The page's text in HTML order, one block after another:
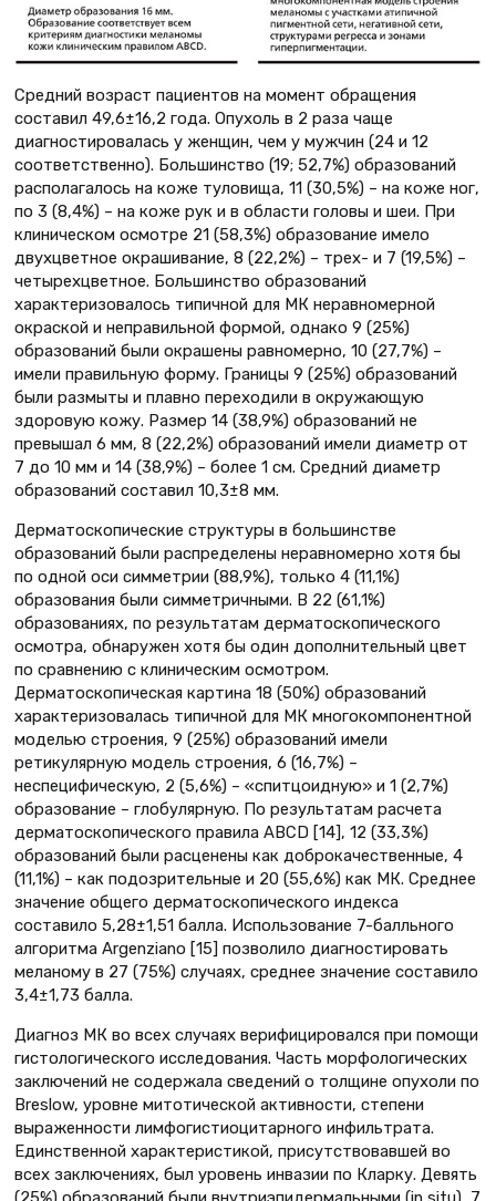
Средний возраст пациентов на момент обращения
составил 49,6±16,2 года. Опухоль в 2 раза чаще
диагностировалась у женщин, чем у мужчин (24 и 12
соответственно). Большинство (19; 52,7%) образований
располагалось на коже туловища, 11 (30,5%) – на коже ног,
по 3 (8,4%) – на коже рук и в области головы и шеи. При
клиническом осмотре 21 (58,3%) образование имело
двухцветное окрашивание, 8 (22,2%) – трех- и 7 (19,5%) –
четырехцветное. Большинство образований
характеризовалось типичной для МК неравномерной
окраской и неправильной формой, однако 9 (25%)
образований были окрашены равномерно, 10 (27,7%) –
имели правильную форму. Границы 9 (25%) образований
были размыты и плавно переходили в окружающую
здоровую кожу. Размер 14 (38,9%) образований не
превышал 6 мм, 8 (22,2%) образований имели диаметр от
7 до 10 мм и 14 (38,9%) – более 1 см. Средний диаметр
образований составил 10,3±8 мм.
Дерматоскопические структуры в большинстве
образований были распределены неравномерно хотя бы
по одной оси симметрии (88,9%), только 4 (11,1%)
образования были симметричными. В 22 (61,1%)
образованиях, по результатам дерматоскопического
осмотра, обнаружен хотя бы один дополнительный цвет
по сравнению с клиническим осмотром.
Дерматоскопическая картина 18 (50%) образований
характеризовалась типичной для МК многокомпонентной
моделью строения, 9 (25%) образований имели
ретикулярную модель строения, 6 (16,7%) –
неспецифическую, 2 (5,6%) – «спитцоидную» и 1 (2,7%)
образование – глобулярную. По результатам расчета
дерматоскопического правила ABCD [14], 12 (33,3%)
образований были расценены как доброкачественные, 4
(11,1%) – как подозрительные и 20 (55,6%) как МК. Среднее
значение общего дерматоскопического индекса
составило 5,28±1,51 балла. Использование 7-балльного
алгоритма Argenziano [15] позволило диагностировать
меланому в 27 (75%) случаях, среднее значение составило
3,4±1,73 балла.
Диагноз МК во всех случаях верифицировался при помощи
гистологического исследования. Часть морфологических
заключений не содержала сведений о толщине опухоли по
Breslow, уровне митотической активности, степени
выраженности лимфогистиоцитарного инфильтрата.
Единственной характеристикой, присутствовавшей во
всех заключениях, был уровень инвазии по Кларку. Девять